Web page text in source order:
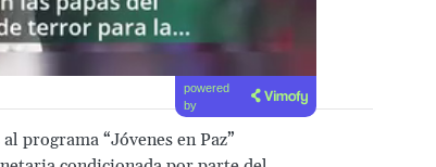
powered
by
programa “Jóvenes en Paz”